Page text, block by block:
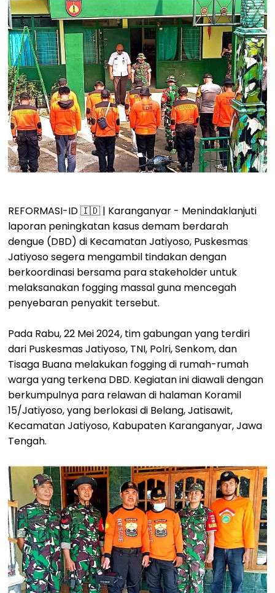
REFORMASI-ID 🇮🇩 | Karanganyar - Menindaklanjuti
laporan peningkatan kasus demam berdarah
dengue (DBD) di Kecamatan Jatiyoso, Puskesmas
Jatiyoso segera mengambil tindakan dengan
berkoordinasi bersama para stakeholder untuk
melaksanakan fogging massal guna mencegah
penyebaran penyakit tersebut.
Pada Rabu, 22 Mei 2024, tim gabungan yang terdiri
dari Puskesmas Jatiyoso, TNI, Polri, Senkom, dan
Tisaga Buana melakukan fogging di rumah-rumah
warga yang terkena DBD. Kegiatan ini diawali dengan
berkumpulnya para relawan di halaman Koramil
15/Jatiyoso, yang berlokasi di Belang, Jatisawit,
Kecamatan Jatiyoso, Kabupaten Karanganyar, Jawa
Tengah.